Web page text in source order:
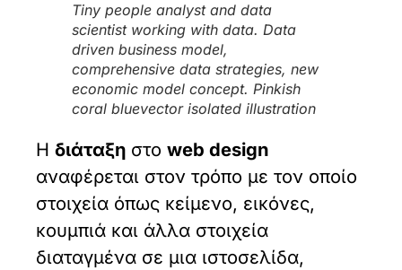
Tiny people analyst and data
scientist working with data. Data
driven business model,
comprehensive data strategies, new
economic model concept. Pinkish
coral bluevector isolated illustration
Ηδιάταξη στοweb design
αναφέρεται στον τρόπο με τον οποίο
στοιχεία όπως κείμενο, εικόνες,
κουμπιά και άλλα στοιχεία
διαταγμένα σε μια ιστοσελίδα,